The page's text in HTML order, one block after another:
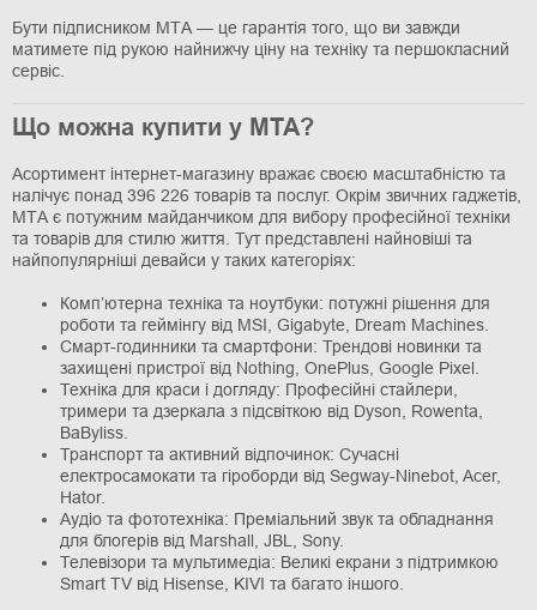
Бути підписником МТА — це гарантія того, що ви завжди
матимете під рукою найнижчу ціну на техніку та першокласний
сервіс.
Що можна купити у МТА?
Асортимент інтернет-магазину вражає своєю масштабністю та
налічує понад 396 226 товарів та послуг. Окрім звичних гаджетів,
МТА є потужним майданчиком для вибору професійної техніки
та товарів для стилю життя. Тут представлені найновіші та
найпопулярніші девайси у таких категоріях:
Комп’ютерна техніка та ноутбуки: потужні рішення для
роботи та геймінгу від MSI, Gigabyte, Dream Machines.
Смарт-годинники та смартфони: Трендові новинки та
захищені пристрої від Nothing, OnePlus, Google Pixel.
Техніка для краси і догляду: Професійні стайлери,
тримери та дзеркала з підсвіткою від Dyson, Rowenta,
BaByliss.
Транспорт та активний відпочинок: Сучасні
електросамокати та гіроборди від Segway-Ninebot, Acer,
Hator.
Аудіо та фототехніка: Преміальний звук та обладнання
для блогерів від Marshall, JBL, Sony.
Телевізори та мультимедіа: Великі екрани з підтримкою
Smart TV від Hisense, KIVI та багато іншого.